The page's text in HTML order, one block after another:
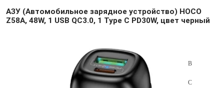
АЗУ (Автомобильное зарядное устройство) HOCO
Z58A, 48W, 1 USB QC3.0, 1 Type C PD30W, цвет черный